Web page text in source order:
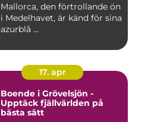
Mallorca, den förtrollande ön
i Medelhavet, är känd för sina
azurblå ...
17. apr
Boende i Grövelsjön -
Upptäck fjällvärlden på
bästa sätt